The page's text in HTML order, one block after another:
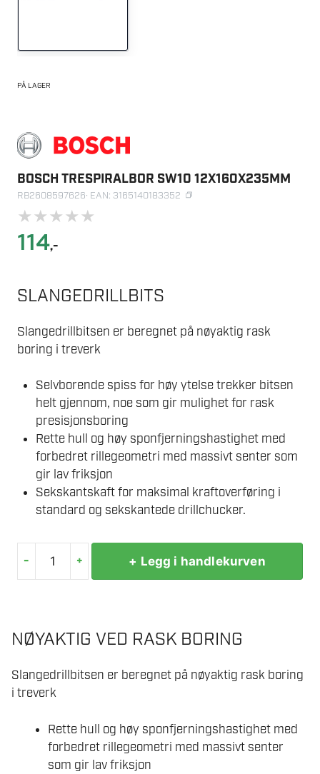
PÅ LAGER
BOSCH TRESPIRALBOR SW10 12X160X235MM
RB2608597626· EAN: 3165140183352
★★★★★
114,-
SLANGEDRILLBITS
Slangedrillbitsen er beregnet på nøyaktig rask
boring i treverk
Selvborende spiss for høy ytelse trekker bitsen
helt gjennom, noe som gir mulighet for rask
presisjonsboring
Rette hull og høy sponfjerningshastighet med
forbedret rillegeometri med massivt senter som
gir lav friksjon
Sekskantskaft for maksimal kraftoverføring i
standard og sekskantede drillchucker.
-
antall
+ + Legg i handlekurven
NØYAKTIG VED RASK BORING
Slangedrillbitsen er beregnet på nøyaktig rask boring
i treverk
Rette hull og høy sponfjerningshastighet med
forbedret rillegeometri med massivt senter
som gir lav friksjon